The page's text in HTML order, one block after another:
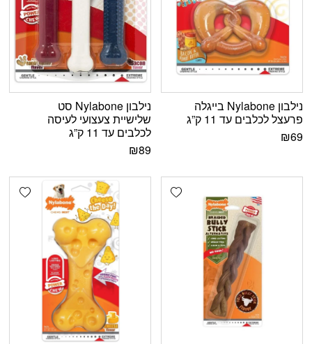
נילבון Nylabone בייגלה
פרעצל לכלבים עד 11 ק”ג
₪69
נילבון Nylabone סט
שלישיית צעצועי לעיסה
לכלבים עד 11 ק”ג
₪89
Add wishlist